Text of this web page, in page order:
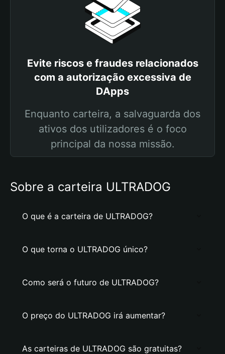
Evite riscos e fraudes relacionados
com a autorização excessiva de
DApps
Enquanto carteira, a salvaguarda dos
ativos dos utilizadores é o foco
principal da nossa missão.
Sobre a carteira ULTRADOG
O que é a carteira de ULTRADOG?
O que torna o ULTRADOG único?
Como será o futuro de ULTRADOG?
O preço do ULTRADOG irá aumentar?
As carteiras de ULTRADOG são gratuitas?